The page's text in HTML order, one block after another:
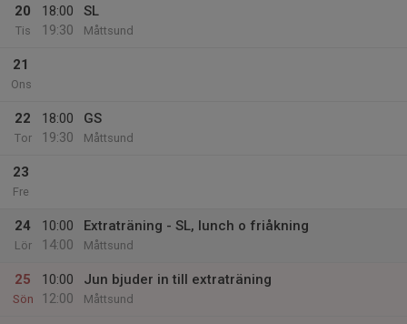
20
Tis
18:00
19:30
SL
Måttsund
21
Ons
22
Tor
18:00
19:30
GS
Måttsund
23
Fre
24
Lör
10:00
14:00
Extraträning - SL, lunch o friåkning
Måttsund
25
Sön
10:00
12:00
Jun bjuder in till extraträning
Måttsund